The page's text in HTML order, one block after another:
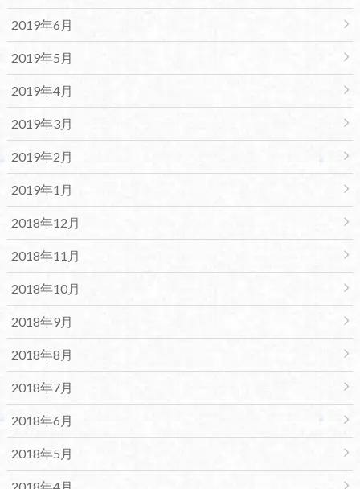
2019年6月
2019年5月
2019年4月
2019年3月
2019年2月
2019年1月
2018年12月
2018年11月
2018年10月
2018年9月
2018年8月
2018年7月
2018年6月
2018年5月
2018年4月